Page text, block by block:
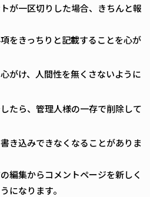
が一区切りした場合、きちんと報
をきっちりと記載することを心が
がけ、人間性を無くさないように
たら、管理人様の一存で削除して
き込みできなくなることがありま
編集からコメントページを新しく
になります。